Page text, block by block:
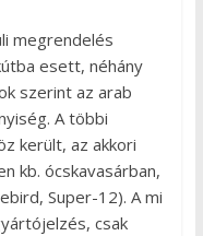
megrendelés
esett, néhány
szerint az arab
A többi
került, az akkori
kb. ócskavasárban,
Super-12). A mi
csak